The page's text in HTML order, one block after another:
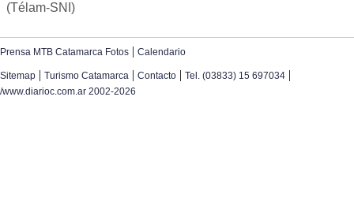
(Télam-SNI)
Prensa MTB Catamarca Fotos | Calendario
Sitemap | Turismo Catamarca | Contacto | Tel. (03833) 15 697034 |
/www.diarioc.com.ar 2002-2026